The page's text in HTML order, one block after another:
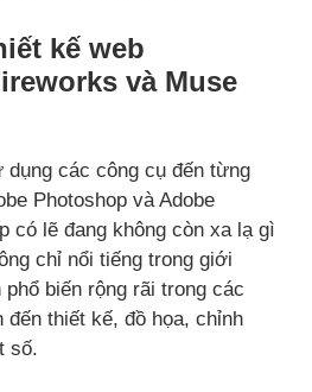
kế web
và Muse
các công cụ đến từng
Photoshop và Adobe
có lẽ đang không còn xa lạ gì
chỉ nổi tiếng trong giới
phổ biến rộng rãi trong các
đến thiết kế, đồ họa, chỉnh
số.